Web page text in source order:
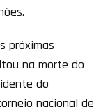
próximas
na morte do
do
nacional de